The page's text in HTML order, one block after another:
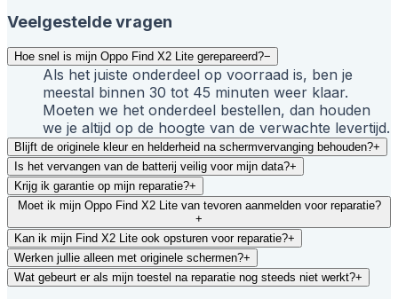
Veelgestelde vragen
Hoe snel is mijn Oppo Find X2 Lite gerepareerd?−
Als het juiste onderdeel op voorraad is, ben je
meestal binnen 30 tot 45 minuten weer klaar.
Moeten we het onderdeel bestellen, dan houden
we je altijd op de hoogte van de verwachte levertijd.
Blijft de originele kleur en helderheid na schermvervanging behouden?+
Is het vervangen van de batterij veilig voor mijn data?+
Krijg ik garantie op mijn reparatie?+
Moet ik mijn Oppo Find X2 Lite van tevoren aanmelden voor reparatie?
+
Kan ik mijn Find X2 Lite ook opsturen voor reparatie?+
Werken jullie alleen met originele schermen?+
Wat gebeurt er als mijn toestel na reparatie nog steeds niet werkt?+